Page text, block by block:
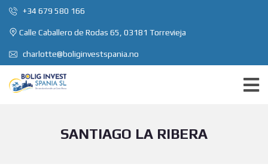
+34 679 580 166
Calle Caballero de Rodas 65, 03181 Torrevieja
charlotte@boliginvestspania.no
SANTIAGO LA RIBERA